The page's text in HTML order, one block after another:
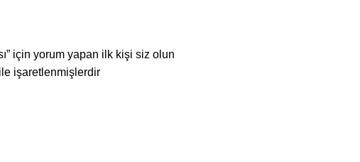
için yorum yapan ilk kişi siz olun
ile işaretlenmişlerdir